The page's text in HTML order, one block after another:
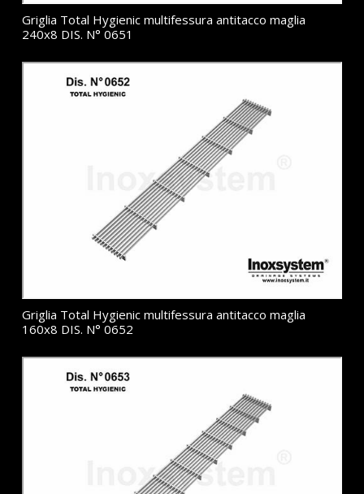
Griglia Total Hygienic multifessura antitacco maglia
240x8 DIS. N° 0651
Griglia Total Hygienic multifessura antitacco maglia
160x8 DIS. N° 0652